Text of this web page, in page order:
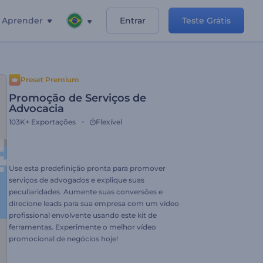
Aprender Entrar Teste Grátis
Preset Premium
Promoção de Serviços de
Advocacia
103K+ Exportações Flexível
Use esta predefinição pronta para promover
serviços de advogados e explique suas
peculiaridades. Aumente suas conversões e
direcione leads para sua empresa com um vídeo
profissional envolvente usando este kit de
ferramentas. Experimente o melhor vídeo
promocional de negócios hoje!